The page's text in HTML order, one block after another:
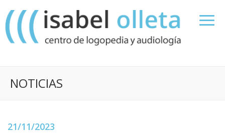
NOTICIAS
21/11/2023